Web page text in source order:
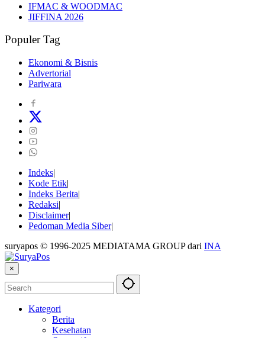
IFMAC & WOODMAC
JIFFINA 2026
Populer Tag
Ekonomi & Bisnis
Advertorial
Pariwara
Indeks
Kode Etik
Indeks Berita
Redaksi
Disclaimer
Pedoman Media Siber
suryapos © 1996-2025 MEDIATAMA GROUP dari INA
×
Kategori
Berita
Kesehatan